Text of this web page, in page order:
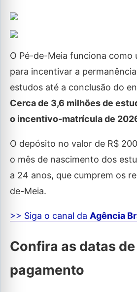
O Pé-de-Meia funciona como
para incentivar a
estudos até a conclusão do
Cerca de 3,6 milhões de
o incentivo-matrícula de
O depósito no valor de R$
o mês de nascimento dos
a 24 anos, que cumprem os
de-Meia.
>> Siga o canal da Agência
Confira as datas de
pagamento